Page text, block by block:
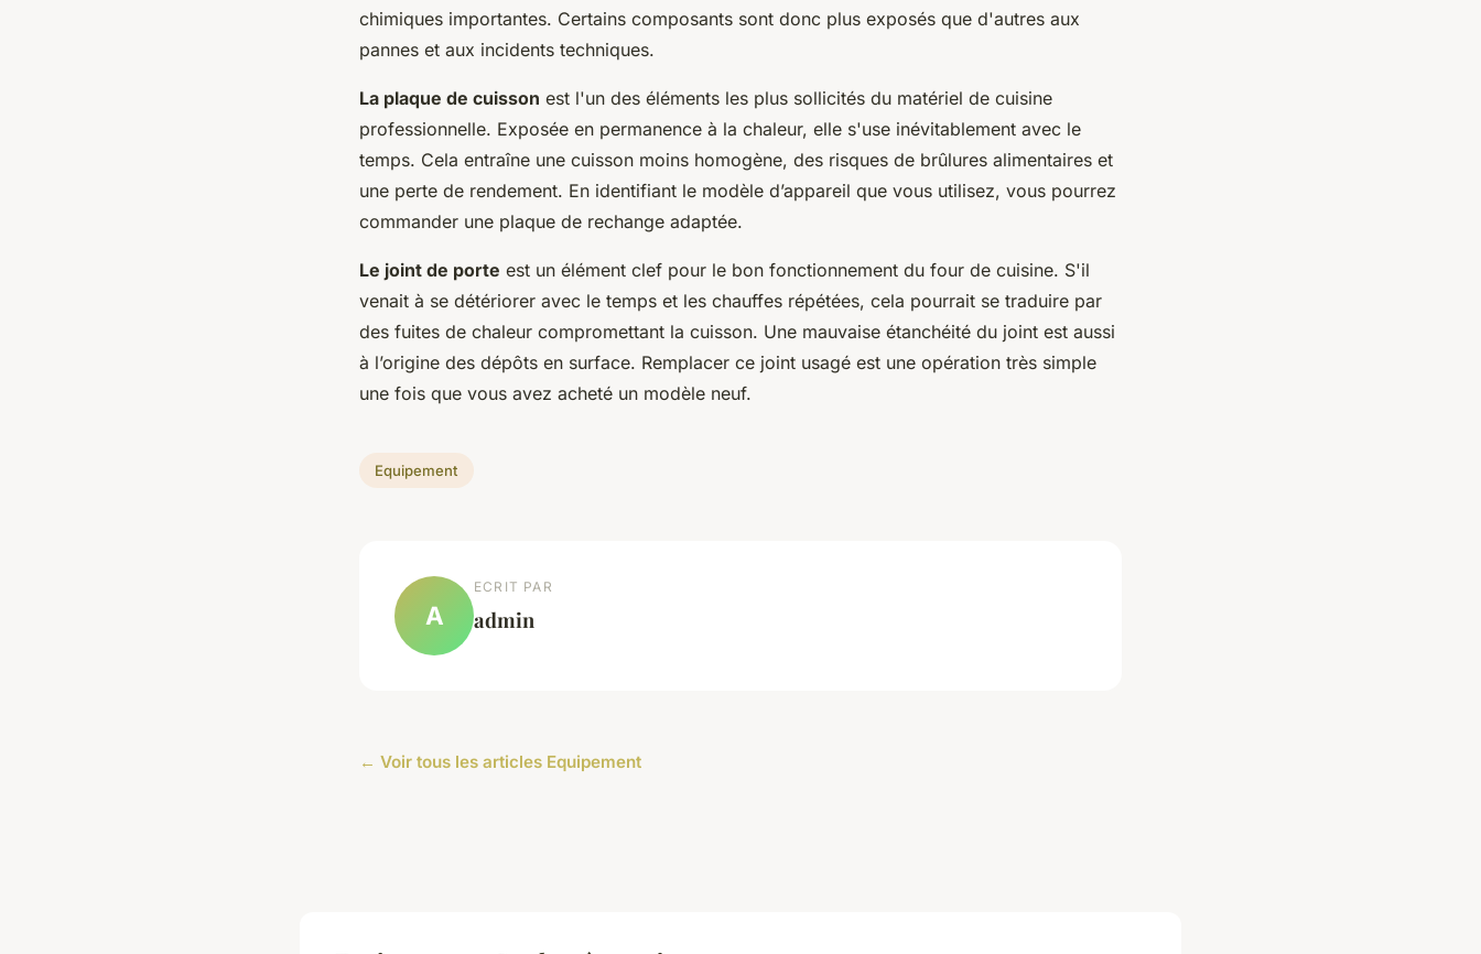
chimiques importantes. Certains composants sont donc plus exposés que d'autres aux
pannes et aux incidents techniques.
La plaque de cuisson est l'un des éléments les plus sollicités du matériel de cuisine
professionnelle. Exposée en permanence à la chaleur, elle s'use inévitablement avec le
temps. Cela entraîne une cuisson moins homogène, des risques de brûlures alimentaires et
une perte de rendement. En identifiant le modèle d’appareil que vous utilisez, vous pourrez
commander une plaque de rechange adaptée.
Le joint de porte est un élément clef pour le bon fonctionnement du four de cuisine. S'il
venait à se détériorer avec le temps et les chauffes répétées, cela pourrait se traduire par
des fuites de chaleur compromettant la cuisson. Une mauvaise étanchéité du joint est aussi
à l’origine des dépôts en surface. Remplacer ce joint usagé est une opération très simple
une fois que vous avez acheté un modèle neuf.
Equipement
A
ECRIT PAR
admin
← Voir tous les articles Equipement